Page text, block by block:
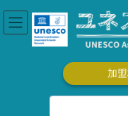
ン
テ
ビ
ゲ
加